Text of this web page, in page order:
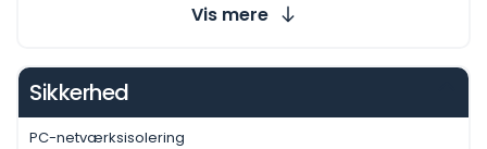
Vis mere
Sikkerhed
PC-netværksisolering